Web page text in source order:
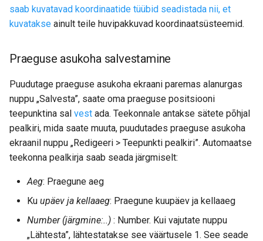
saab kuvatavad koordinaatide tüübid seadistada nii, et
kuvatakse ainult teile huvipakkuvad koordinaatsüsteemid.
Praeguse asukoha salvestamine
Puudutage praeguse asukoha ekraani paremas alanurgas
nuppu „Salvesta”, saate oma praeguse positsiooni
teepunktina sal vest ada. Teekonnale antakse sätete põhjal
pealkiri, mida saate muuta, puudutades praeguse asukoha
ekraanil nuppu „Redigeeri > Teepunkti pealkiri”. Automaatse
teekonna pealkirja saab seada järgmiselt:
Aeg: Praegune aeg
Ku upäev ja kellaaeg: Praegune kuupäev ja kellaaeg
Number (järgmine:..) : Number. Kui vajutate nuppu
„Lähtesta”, lähtestatakse see väärtusele 1. See seade